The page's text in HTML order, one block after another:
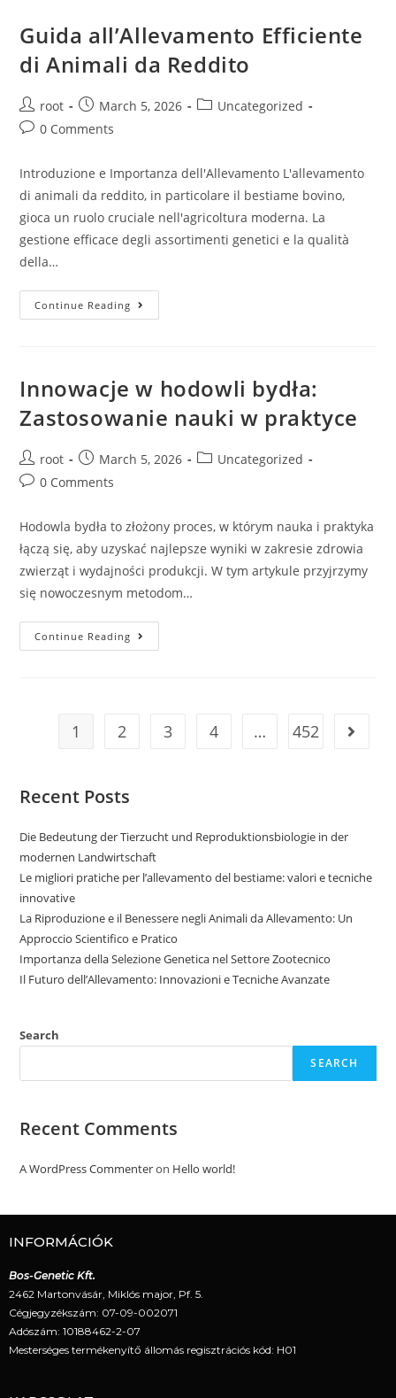
Guida all’Allevamento Efficiente
di Animali da Reddito
root March 5, 2026
Uncategorized
0 Comments
Introduzione e Importanza dell'Allevamento L'allevamento
di animali da reddito, in particolare il bestiame bovino,
gioca un ruolo cruciale nell'agricoltura moderna. La
gestione efficace degli assortimenti genetici e la qualità
della…
Continue Reading
Innowacje w hodowli bydła:
Zastosowanie nauki w praktyce
root March 5, 2026
Uncategorized
0 Comments
Hodowla bydła to złożony proces, w którym nauka i praktyka
łączą się, aby uzyskać najlepsze wyniki w zakresie zdrowia
zwierząt i wydajności produkcji. W tym artykule przyjrzymy
się nowoczesnym metodom…
Continue Reading
1 2 3 4 … 452
Recent Posts
Die Bedeutung der Tierzucht und Reproduktionsbiologie in der
modernen Landwirtschaft
Le migliori pratiche per l’allevamento del bestiame: valori e tecniche
innovative
La Riproduzione e il Benessere negli Animali da Allevamento: Un
Approccio Scientifico e Pratico
Importanza della Selezione Genetica nel Settore Zootecnico
Il Futuro dell’Allevamento: Innovazioni e Tecniche Avanzate
Search
SEARCH
Recent Comments
A WordPress Commenteron Hello world!
INFORMÁCIÓK
Bos-Genetic Kft.
2462 Martonvásár, Miklós major, Pf. 5.
Cégjegyzékszám: 07-09-002071
Adószám: 10188462-2-07
Mesterséges termékenyítő állomás regisztrációs kód: H01